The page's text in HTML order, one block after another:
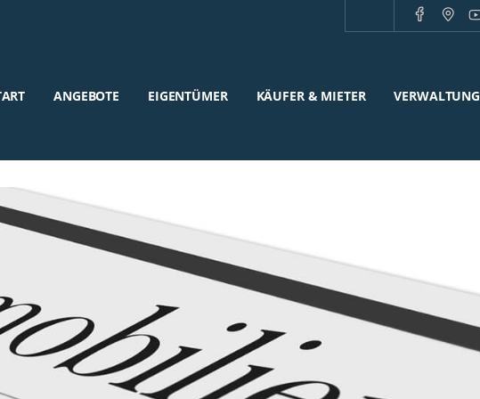
ANGEBOTE EIGENTÜMER KÄUFER & MIETER VERWALTUNG